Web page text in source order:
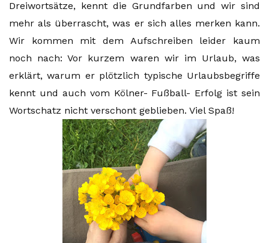
Dreiwortsätze, kennt die Grundfarben und wir sind
mehr als überrascht, was er sich alles merken kann.
Wir kommen mit dem Aufschreiben leider kaum
noch nach: Vor kurzem waren wir im Urlaub, was
erklärt, warum er plötzlich typische Urlaubsbegriffe
kennt und auch vom Kölner- Fußball- Erfolg ist sein
Wortschatz nicht verschont geblieben. Viel Spaß!